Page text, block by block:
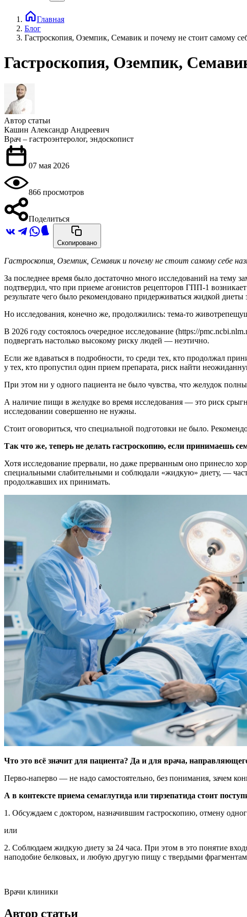
Главная
Блог
Гастроскопия, Оземпик, Семавик и почему не стоит самому
Гастроскопия, Оземпик,
Автор статьи
Кашин Александр Андреевич
Врач – гастроэнтеролог, эндоскопист
07 мая 2026
866 просмотров
Поделиться
Скопировано
Гастроскопия, Оземпик, Семавик и почему не стоит самому себе
За последнее время было достаточно много исследований на тему
подтвердил, что при приеме агонистов рецепторов ГПП-1
результате чего было рекомендовано придерживаться жидкой
Но исследования, конечно же, продолжились: тема-то
В 2026 году состоялось очередное исследование (https://
подвергать настолько высокому риску людей — неэтично.
Если же вдаваться в подробности, то среди тех, кто продолжал
у тех, кто пропустил один прием препарата, риск найти
При этом ни у одного пациента не было чувства, что желудок
А наличие пищи в желудке во время исследования — это риск
исследовании совершенно не нужны.
Стоит оговориться, что специальной подготовки не было.
Так что же, теперь не делать гастроскопию, если принимаешь
Хотя исследование прервали, но даже прерванным оно принесло
специальными слабительными и соблюдали «жидкую» диету, —
продолжавших их принимать.
Что это всё значит для пациента? Да и для врача,
Перво-наперво — не надо самостоятельно, без понимания, зачем
А в контексте приема семаглутида или тирзепатида стоит
1. Обсуждаем с доктором, назначившим гастроскопию, отмену
или
2. Соблюдаем жидкую диету за 24 часа. При этом в это понятие
наподобие белковых, и любую другую пищу с твердыми
Врачи клиники
Автор статьи